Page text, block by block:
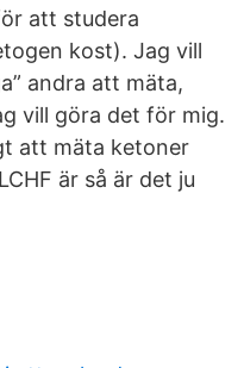
att studera
kost). Jag vill
andra att mäta,
vill göra det för mig.
att mäta ketoner
är så är det ju